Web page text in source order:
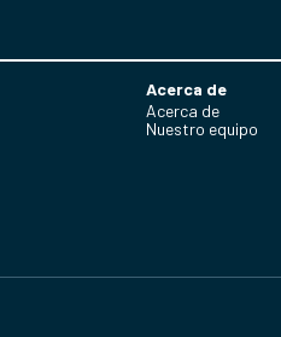
Acerca de
Acerca de
Nuestro equipo